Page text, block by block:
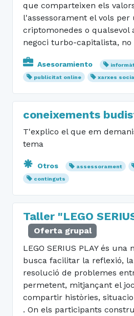
que comparteixen els
l'assessorament el vols per
criptomonedes o qualsevol
negoci turbo-capitalista,
Asesoramiento
publicitat online
xarxes
coneixements
T'explico el que em
tema
Otros assessorament
continguts
Taller "LEGO
Oferta grupal
LEGO SERIUS PLAY és
busca facilitar la reflexió,
resolució de problemes
permetent, mitjançant el
compartir històries,
. On els participants